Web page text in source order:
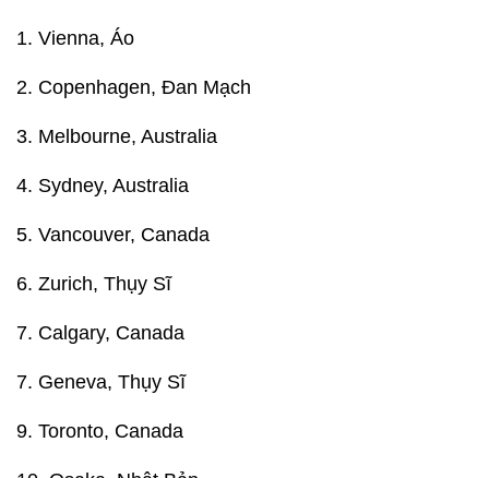
1. Vienna, Áo
2. Copenhagen, Đan Mạch
3. Melbourne, Australia
4. Sydney, Australia
5. Vancouver, Canada
6. Zurich, Thụy Sĩ
7. Calgary, Canada
7. Geneva, Thụy Sĩ
9. Toronto, Canada